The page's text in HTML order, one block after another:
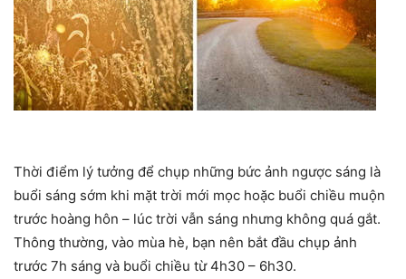
Thời điểm lý tưởng để chụp những bức ảnh ngược sáng là
buổi sáng sớm khi mặt trời mới mọc hoặc buổi chiều muộn
trước hoàng hôn – lúc trời vẫn sáng nhưng không quá gắt.
Thông thường, vào mùa hè, bạn nên bắt đầu chụp ảnh
trước 7h sáng và buổi chiều từ 4h30 – 6h30.